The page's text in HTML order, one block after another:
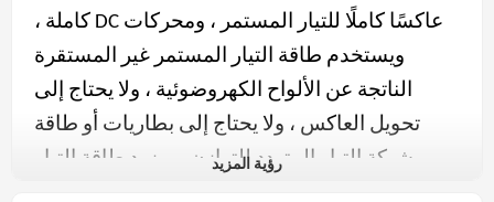
عاكسًا كاملًا للتيار المستمر ، ومحركات DC كاملة ،
ويستخدم طاقة التيار المستمر غير المستقرة
الناتجة عن الألواح الكهروضوئية ، ولا يحتاج إلى
تحويل العاكس ، ولا يحتاج إلى بطاريات أو طاقة
شبكة التيار المتردد للتوازن ، ويزود طاقة التيار
رؤية المزيد